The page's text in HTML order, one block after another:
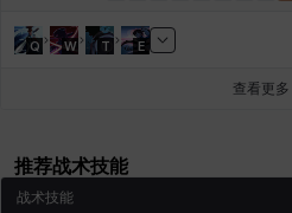
肯尼思 艾丝蒂尔
Q W T E
查看更多
推荐战术技能
战术技能